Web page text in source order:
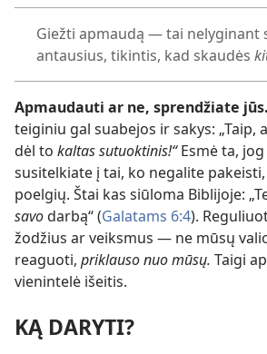
Giežti apmaudą — tai nelyginant
antausius, tikintis, kad skaudės
Apmaudauti ar ne, sprendžiate jūs.
teiginiu gal suabejos ir sakys: „Taip,
dėl to kaltas sutuoktinis!“Esmė ta,
susitelkiate į tai, ko negalite
poelgių. Štai kas siūloma Biblijoje:
savodarbą“ (Galatams 6:4).
žodžius ar veiksmus — ne mūsų
reaguoti, priklauso nuo mūsų. Taigi
vienintelė išeitis.
KĄ DARYTI?